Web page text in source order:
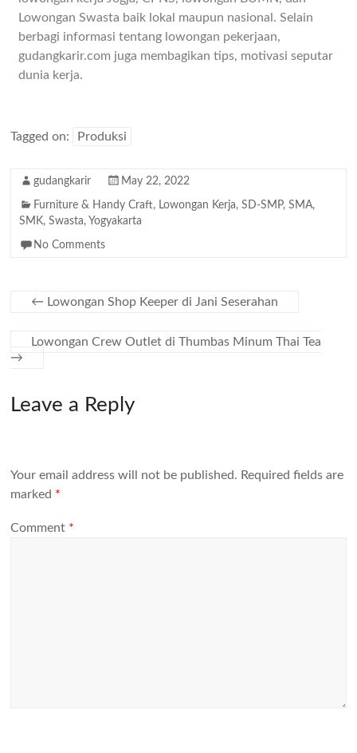
Lowongan Swasta baik lokal maupun nasional. Selain
berbagi informasi tentang lowongan pekerjaan,
gudangkarir.com juga membagikan tips, motivasi seputar
dunia kerja.
Tagged on: Produksi
gudangkarir May 22, 2022
Furniture & Handy Craft, Lowongan Kerja,SD-SMP,SMA,
SMK,Swasta, Yogyakarta
No Comments
← Lowongan Shop Keeper di Jani Seserahan
Lowongan Crew Outlet di Thumbas Minum Thai Tea
→
Leave a Reply
Your email address will not be published. Required fields are
marked *
Comment *